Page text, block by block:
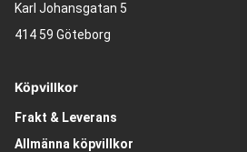
Karl Johansgatan 5
414 59 Göteborg
Köpvillkor
Frakt & Leverans
Allmänna köpvillkor